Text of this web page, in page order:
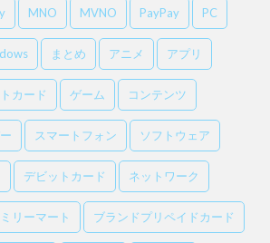
MNO MVNO PayPay PC
まとめ アニメ アプリ
カード ゲーム コンテンツ
スマートフォン ソフトウェア
デビットカード ネットワーク
リーマート ブランドプリペイドカード